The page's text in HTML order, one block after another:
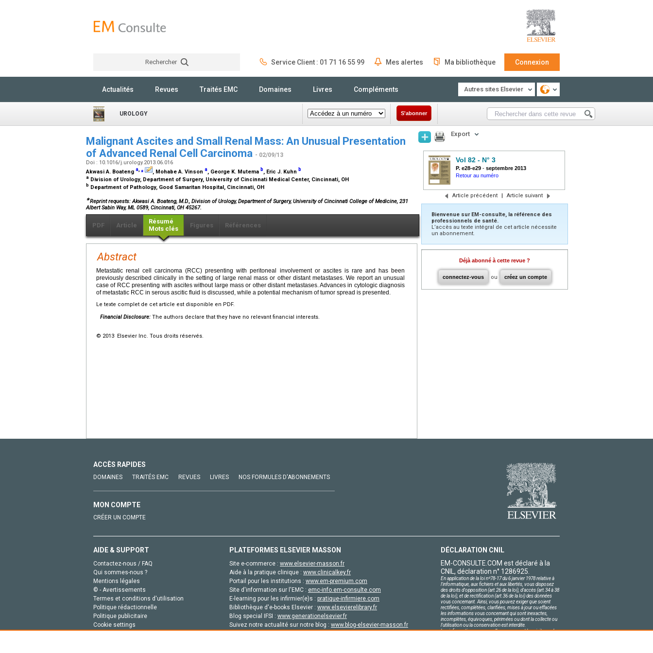
Rechercher Service Client : 01 71 16 55 99 Mes alertes Ma bibliothèque Connexion
Actualités Revues Traités EMC Domaines Livres Compléments Autres sites Elsevier
UROLOGY S'abonner
Malignant Ascites and Small Renal Mass: An Unusual Presentation
of Advanced Renal Cell Carcinoma - 02/09/13
Doi : 10.1016/j.urology.2013.06.016
Akwasi A. Boateng a,⁎ , Mohabe A. Vinson a, George K. Mutema b, Eric J. Kuhn b
a Division of Urology, Department of Surgery, University of Cincinnati Medical Center, Cincinnati, OH
b Department of Pathology, Good Samaritan Hospital, Cincinnati, OH
∗Reprint requests: Akwasi A. Boateng, M.D., Division of Urology, Department of Surgery, University of Cincinnati College of Medicine, 231
Albert Sabin Way, ML 0589, Cincinnati, OH 45267.
PDF Article
Résumé
Mots clés
Figures Références
Abstract
Metastatic renal cell carcinoma (RCC) presenting with peritoneal involvement or ascites is rare and has been
previously described clinically in the setting of large renal mass or other distant metastases. We report an unusual
case of RCC presenting with ascites without large mass or other distant metastases. Advances in cytologic diagnosis
of metastatic RCC in serous ascitic fluid is discussed, while a potential mechanism of tumor spread is presented.
Le texte complet de cet article est disponible en PDF.
Financial Disclosure: The authors declare that they have no relevant financial interests.
© 2013 Elsevier Inc. Tous droits réservés.
Export
Vol 82 - N° 3
P. e28-e29 - septembre 2013
Retour au numéro
Article précédent | Article suivant
Bienvenue sur EM-consulte, la référence des
professionnels de santé.
L’accès au texte intégral de cet article nécessite
un abonnement.
Déjà abonné à cette revue ?
connectez-vous ou créez un compte
ACCÈS RAPIDES
DOMAINES TRAITÉS EMC REVUES LIVRES NOS FORMULES D'ABONNEMENTS
MON COMPTE
CRÉER UN COMPTE
AIDE & SUPPORT
Contactez-nous / FAQ
Qui sommes-nous ?
Mentions légales
© - Avertissements
Termes et conditions d'utilisation
Politique rédactionnelle
Politique publicitaire
Cookie settings
PLATEFORMES ELSEVIER MASSON
Site e-commerce : www.elsevier-masson.fr
Aide à la pratique clinique : www.clinicalkey.fr
Portail pour les institutions : www.em-premium.com
Site d'information sur l'EMC : emc-info.em-consulte.com
E-learning pour les infirmier(e)s : pratique-infirmiere.com
Bibliothèque d'e-books Elsevier : www.elsevierelibrary.fr
Blog special IFSI : www.generationelsevier.fr
Suivez notre actualité sur notre blog : www.blog-elsevier-masson.fr
DÉCLARATION CNIL
EM-CONSULTE.COM est déclaré à la
CNIL, déclaration n° 1286925.
En application de la loi nº78-17 du 6 janvier 1978 relative à
l'informatique, aux fichiers et aux libertés, vous disposez
des droits d'opposition (art.26 de la loi), d'accès (art.34 à 38
de la loi), et de rectification (art.36 de la loi) des données
vous concernant. Ainsi, vous pouvez exiger que soient
rectifiées, complétées, clarifiées, mises à jour ou effacées
les informations vous concernant qui sont inexactes,
incomplètes, équivoques, périmées ou dont la collecte ou
l'utilisation ou la conservation est interdite.
Les informations personnelles concernant les visiteurs de